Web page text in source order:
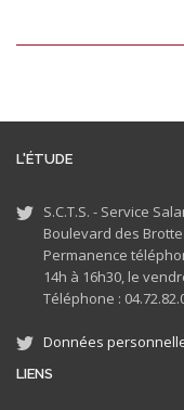
L'ÉTUDE
S.C.T.S. - Service
Boulevard des
Permanence
14h à 16h30, le
Téléphone :
Données
LIENS